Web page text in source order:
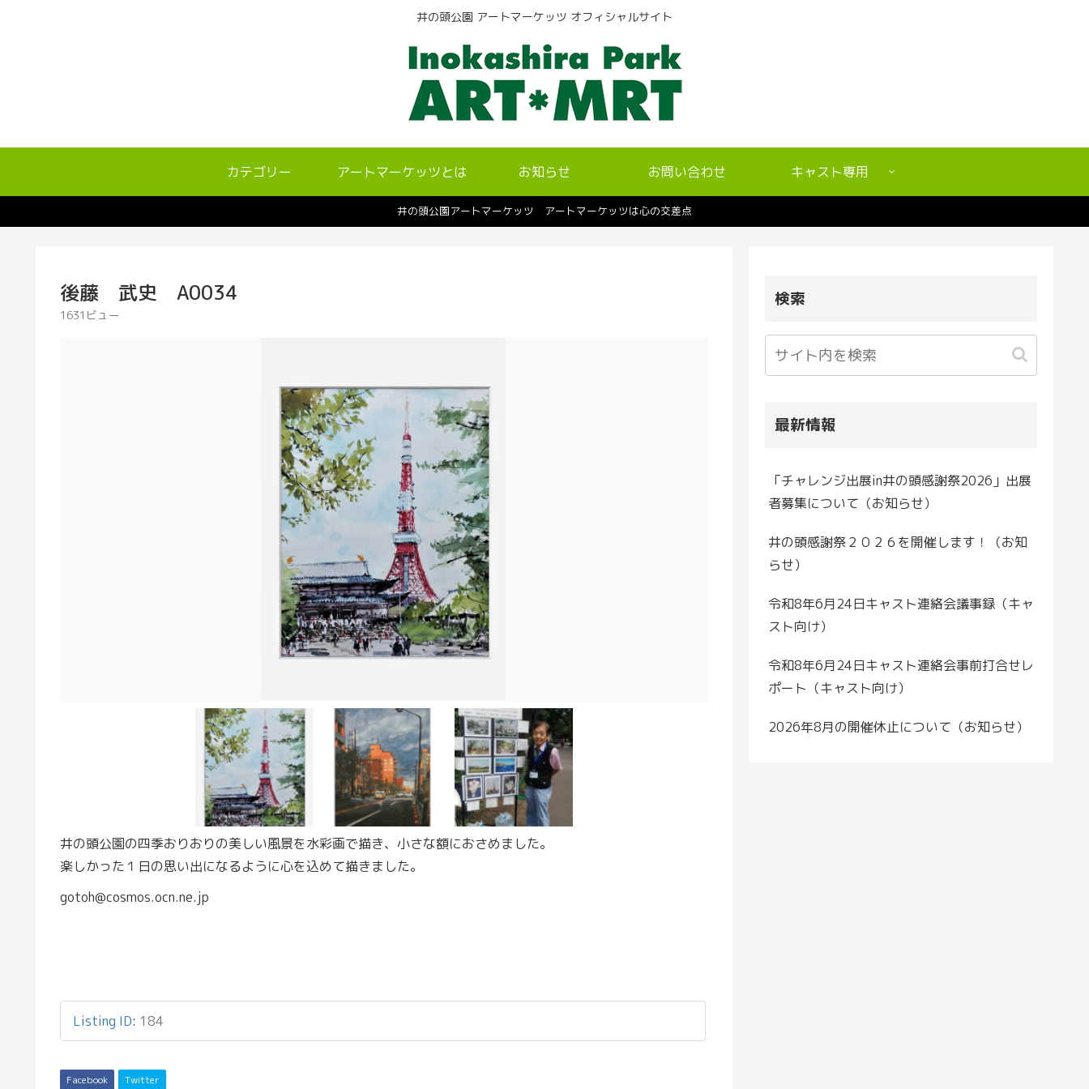
井の頭公園 アートマーケッツ オフィシャルサイト
カテゴリー アートマーケッツとは お知らせ お問い合わせ キャスト専用
井の頭公園アートマーケッツ アートマーケッツは心の交差点
後藤 武史 A0034
1631ビュー
井の頭公園の四季おりおりの美しい風景を水彩画で描き、小さな額におさめました。
楽しかった１日の思い出になるように心を込めて描きました。
gotoh@cosmos.ocn.ne.jp
Listing ID: 184
Facebook Twitter
検索
最新情報
「チャレンジ出展in井の頭感謝祭2026」出展
者募集について（お知らせ）
井の頭感謝祭２０２６を開催します！（お知
らせ）
令和8年6月24日キャスト連絡会議事録（キャ
スト向け）
令和8年6月24日キャスト連絡会事前打合せレ
ポート（キャスト向け）
2026年8月の開催休止について（お知らせ）